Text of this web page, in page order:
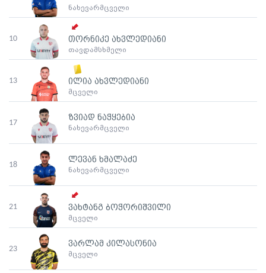
ნახევარმცველი
10 თორნიკე ახვლედიანი
თავდამსხმელი
13 ილია ახვლედიანი
მცველი
17
ზვიად ნაჭყებია
ნახევარმცველი
18
ლევან ხმალაძე
ნახევარმცველი
21 ვახტანგ ბოჭორიშვილი
მცველი
23
ვარლამ კილასონია
მცველი